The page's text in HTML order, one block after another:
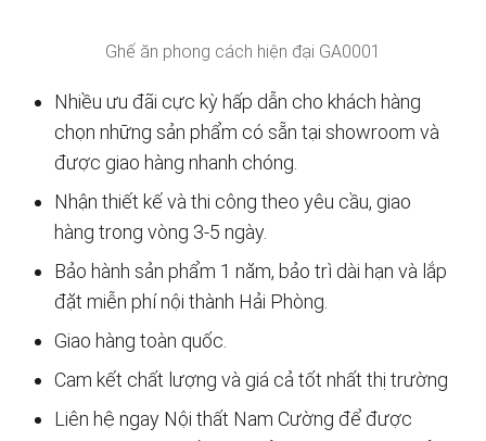
Ghế ăn phong cách hiện đại GA0001
Nhiều ưu đãi cực kỳ hấp dẫn cho khách hàng
chọn những sản phẩm có sẵn tại showroom và
được giao hàng nhanh chóng.
Nhận thiết kế và thi công theo yêu cầu, giao
hàng trong vòng 3-5 ngày.
Bảo hành sản phẩm 1 năm, bảo trì dài hạn và lắp
đặt miễn phí nội thành Hải Phòng.
Giao hàng toàn quốc.
Cam kết chất lượng và giá cả tốt nhất thị trường
Liên hệ ngay Nội thất Nam Cường để được